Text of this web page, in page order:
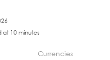
at 10 minutes
Currencies